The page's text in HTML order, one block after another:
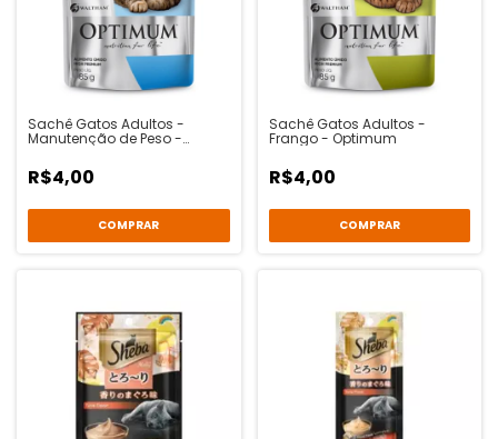
Sachê Gatos Adultos -
Manutenção de Peso -
R$4,00
Sachê Gatos Adultos -
Frango - Optimum
R$4,00